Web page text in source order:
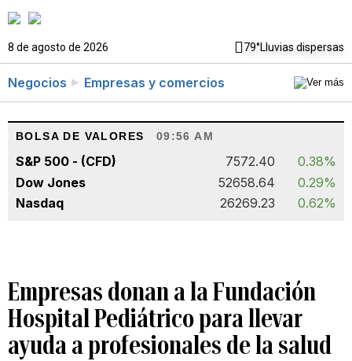
8 de agosto de 2026 79°Lluvias dispersas
Negocios Empresas y comercios
BOLSA DE VALORES 09:56 AM
S&P 500 - (CFD) 7572.40
0.38%
Dow Jones
52658.64
0.29%
Nasdaq
26269.23 0.62%
Empresas donan a la Fundación
Hospital Pediátrico para llevar
ayuda a profesionales de la salud